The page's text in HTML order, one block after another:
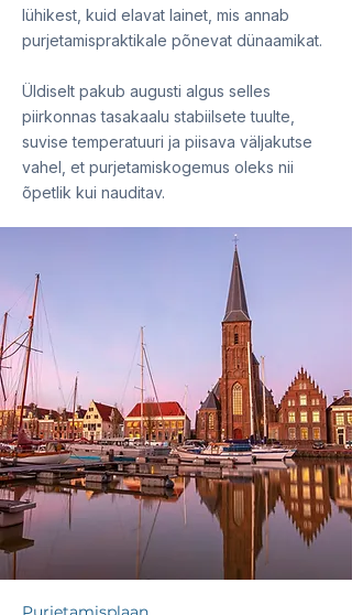
lühikest, kuid elavat lainet, mis annab
purjetamispraktikale põnevat dünaamikat.
Üldiselt pakub augusti algus selles
piirkonnas tasakaalu stabiilsete tuulte,
suvise temperatuuri ja piisava väljakutse
vahel, et purjetamiskogemus oleks nii
õpetlik kui nauditav.